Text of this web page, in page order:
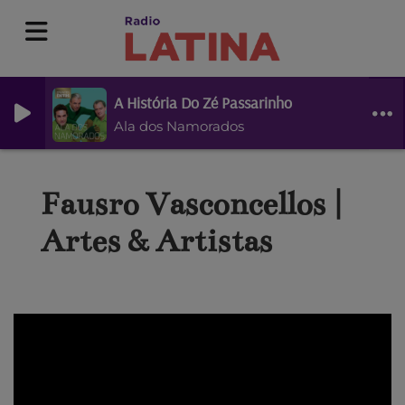
A História Do Zé Passarinho
Ala dos Namorados
Fausro Vasconcellos |
Artes & Artistas